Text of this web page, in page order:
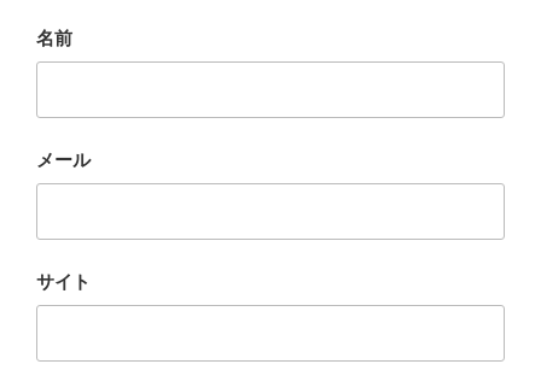
名前
メール
サイト